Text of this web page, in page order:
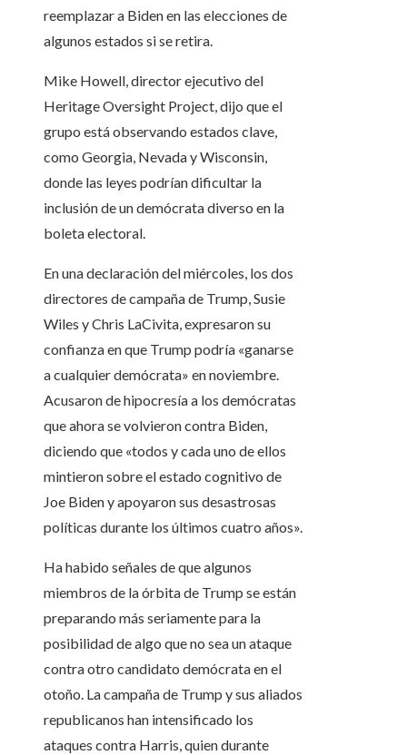
reemplazar a Biden en las elecciones de
algunos estados si se retira.
Mike Howell, director ejecutivo del
Heritage Oversight Project, dijo que el
grupo está observando estados clave,
como Georgia, Nevada y Wisconsin,
donde las leyes podrían dificultar la
inclusión de un demócrata diverso en la
boleta electoral.
En una declaración del miércoles, los dos
directores de campaña de Trump, Susie
Wiles y Chris LaCivita, expresaron su
confianza en que Trump podría «ganarse
a cualquier demócrata» en noviembre.
Acusaron de hipocresía a los demócratas
que ahora se volvieron contra Biden,
diciendo que «todos y cada uno de ellos
mintieron sobre el estado cognitivo de
Joe Biden y apoyaron sus desastrosas
políticas durante los últimos cuatro años».
Ha habido señales de que algunos
miembros de la órbita de Trump se están
preparando más seriamente para la
posibilidad de algo que no sea un ataque
contra otro candidato demócrata en el
otoño. La campaña de Trump y sus aliados
republicanos han intensificado los
ataques contra Harris, quien durante